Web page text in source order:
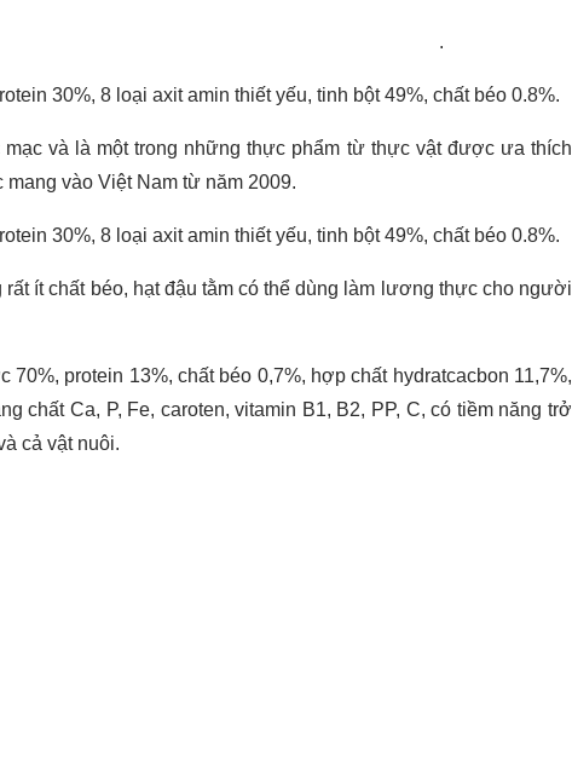
.
30%, 8 loại axit amin thiết yếu, tinh bột 49%, chất béo 0.8%.
và là một trong những thực phẩm từ thực vật được ưa thích
vào Việt Nam từ năm 2009.
30%, 8 loại axit amin thiết yếu, tinh bột 49%, chất béo 0.8%.
ít chất béo, hạt đậu tằm có thể dùng làm lương thực cho người
protein 13%, chất béo 0,7%, hợp chất hydratcacbon 11,7%,
chất Ca, P, Fe, caroten, vitamin B1, B2, PP, C, có tiềm năng trở
cả vật nuôi.